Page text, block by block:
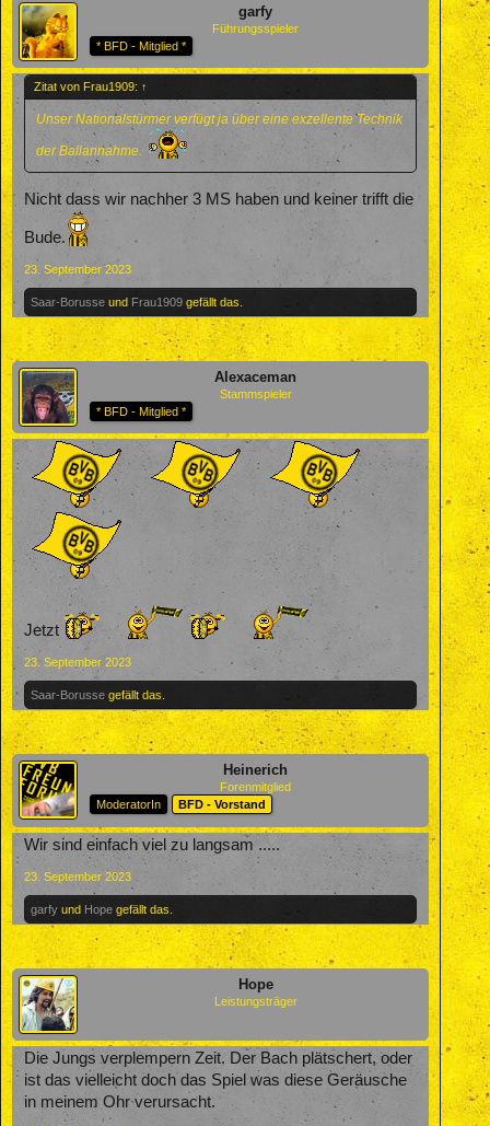
garfy
Führungsspieler
* BFD - Mitglied *
Zitat von Frau1909: ↑
Unser Nationalstürmer verfügt ja über eine exzellente Technik
der Ballannahme.
Nicht dass wir nachher 3 MS haben und keiner trifft die
Bude.
23. September 2023
Saar-Borusse und Frau1909 gefällt das.
Alexaceman
Stammspieler
* BFD - Mitglied *
Jetzt
23. September 2023
Saar-Borusse gefällt das.
Heinerich
Forenmitglied
ModeratorIn
BFD - Vorstand
Wir sind einfach viel zu langsam .....
23. September 2023
garfy und Hope gefällt das.
Hope
Leistungsträger
Die Jungs verplempern Zeit. Der Bach plätschert, oder
ist das vielleicht doch das Spiel was diese Geräusche
in meinem Ohr verursacht.